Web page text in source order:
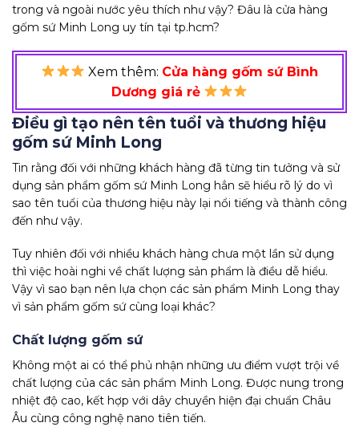
trong và ngoài nước yêu thích như vậy? Đâu là cửa hàng
gốm sứ Minh Long uy tín tại tp.hcm?
Xem thêm: Cửa hàng gốm sứ Bình
Dương giá rẻ
Điều gì tạo nên tên tuổi và thương hiệu
gốm sứ Minh Long
Tin rằng đối với những khách hàng đã từng tin tưởng và sử
dụng sản phẩm gốm sứ Minh Long hẳn sẽ hiểu rõ lý do vì
sao tên tuổi của thương hiệu này lại nổi tiếng và thành công
đến như vậy.
Tuy nhiên đối với nhiều khách hàng chưa một lần sử dụng
thì việc hoài nghi về chất lượng sản phẩm là điều dễ hiểu.
Vậy vì sao bạn nên lựa chọn các sản phẩm Minh Long thay
vì sản phẩm gốm sứ cùng loại khác?
Chất lượng gốm sứ
Không một ai có thể phủ nhận những ưu điểm vượt trội về
chất lượng của các sản phẩm Minh Long. Được nung trong
nhiệt độ cao, kết hợp với dây chuyền hiện đại chuẩn Châu
Âu cùng công nghệ nano tiên tiến.